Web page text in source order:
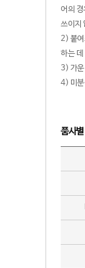
어의
쓰이지
2) 붙여
하는
3) 가운
4) 미분
품사